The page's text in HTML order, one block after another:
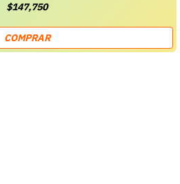
$147,750
COMPRAR